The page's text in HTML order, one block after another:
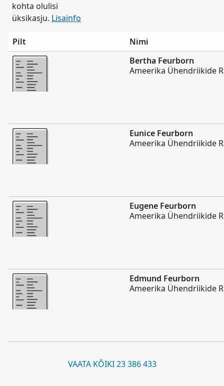
kohta olulisi
üksikasju. Lisainfo
Pilt
Nimi
Rohkem
Bertha Feurborn
Ameerika Ühendriikide
Rohkem
Eunice Feurborn
Ameerika Ühendriikide
Rohkem
Eugene Feurborn
Ameerika Ühendriikide
Rohkem
Edmund Feurborn
Ameerika Ühendriikide
VAATA KÕIKI 23 386 433